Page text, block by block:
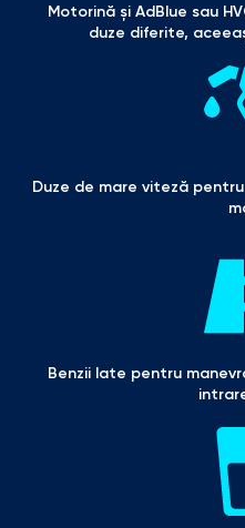
Motorină și AdBlue sau
duze diferite,
Duze de mare viteză
Benzii late pentru